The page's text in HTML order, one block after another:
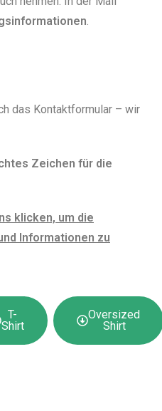
.
das Kontaktformular – wir
Zeichen für die
klicken, um die
Informationen zu
T-
Shirt
Oversized
Shirt